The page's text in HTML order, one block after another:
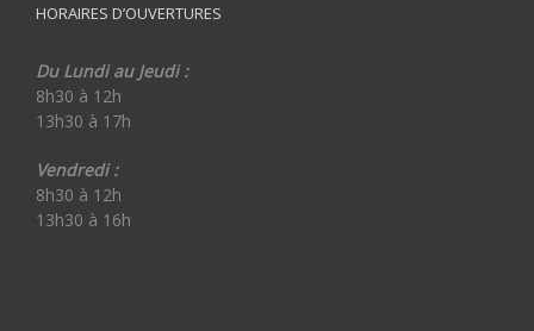
HORAIRES D’OUVERTURES
Du Lundi au Jeudi :
8h30 à 12h
13h30 à 17h
Vendredi :
8h30 à 12h
13h30 à 16h